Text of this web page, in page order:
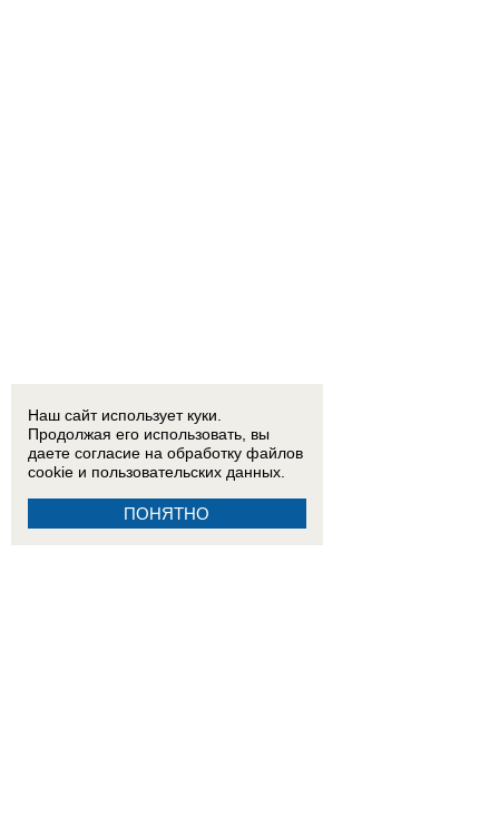
Наш сайт использует куки.
Продолжая его использовать, вы
даете согласие на обработку файлов
cookie и пользовательских данных.
ПОНЯТНО